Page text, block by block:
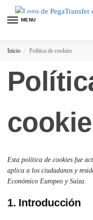
MENU
Inicio / Política de cookies
Esta política de cookies fue
aplica a los ciudadanos y
Económico Europeo y Suiza.
1. Introducción